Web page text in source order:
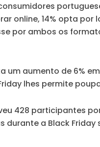
online, 14% opta por
por ambos os
um aumento de 6%
lhes permite
428 participantes
durante a Black Friday